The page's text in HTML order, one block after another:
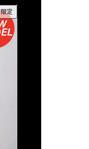
限定